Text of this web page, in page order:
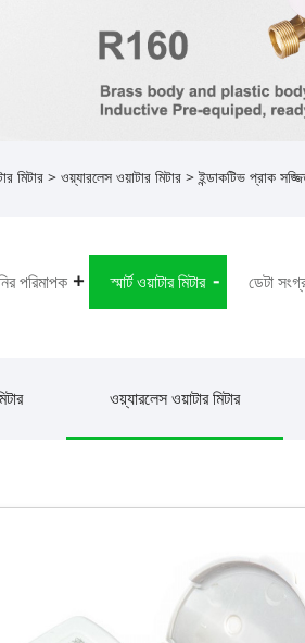
মিটার> ওয়্যারলেস ওয়াটার মিটার> ইন্ডাকটিভ প্রাক
পরিমাপক স্মার্ট ওয়াটার মিটার ডেটা
ওয়্যারলেস ওয়াটার মিটার